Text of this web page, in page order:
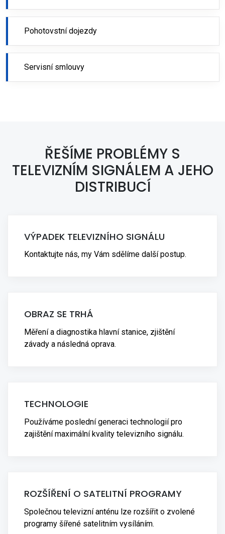
Pohotovstní dojezdy
Servisní smlouvy
ŘEŠÍME PROBLÉMY S
TELEVIZNÍM SIGNÁLEM A JEHO
DISTRIBUCÍ
VÝPADEK TELEVIZNÍHO SIGNÁLU
Kontaktujte nás, my Vám sdělíme další postup.
OBRAZ SE TRHÁ
Měření a diagnostika hlavní stanice, zjištění
závady a následná oprava.
TECHNOLOGIE
Používáme poslední generaci technologií pro
zajištění maximální kvality televizního signálu.
ROZŠÍŘENÍ O SATELITNÍ PROGRAMY
Společnou televizní anténu lze rozšířit o zvolené
programy šířené satelitním vysíláním.